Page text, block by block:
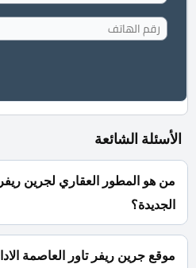
الأسئلة الشائعة
من هو المطور العقاري لجرين ريفر
الجديدة؟
Developments.
موقع جرين ريفر تاور العاصمة